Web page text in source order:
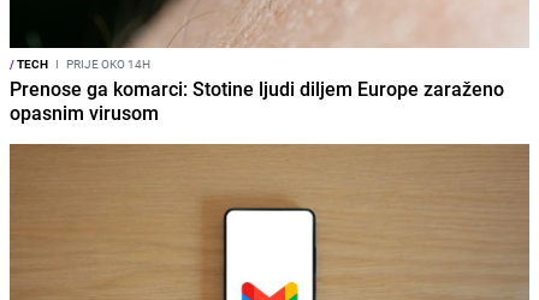
/TECH I PRIJE OKO 14H
Prenose ga komarci: Stotine ljudi diljem Europe zaraženo
opasnim virusom